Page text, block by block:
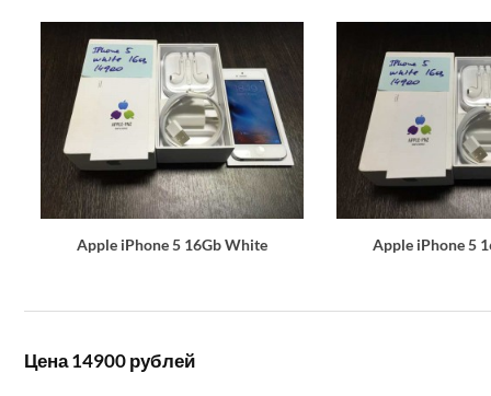
Apple iPhone 5 16Gb White Apple iPhone 5
Цена 14900 рублей